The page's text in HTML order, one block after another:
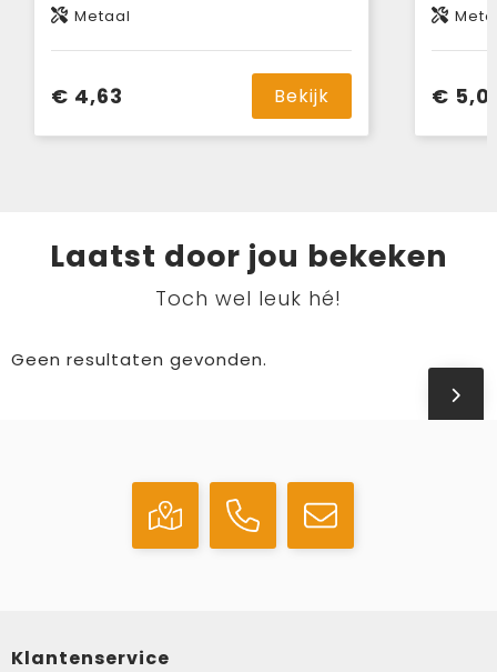
Metaal
€ 4,63 Bekijk €
Laatst door jou bekeken
Toch wel leuk hé!
Geen resultaten gevonden.
Klantenservice